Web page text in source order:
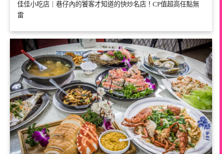
佳佳小吃店｜巷仔內的饕客才知道的快炒名店！CP值超高任點無
雷